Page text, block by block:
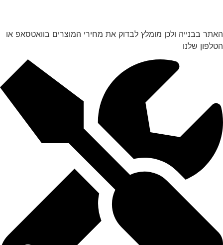
האתר בבנייה ולכן מומלץ לבדוק את מחירי המוצרים בוואטסאפ או
הטלפון שלנו